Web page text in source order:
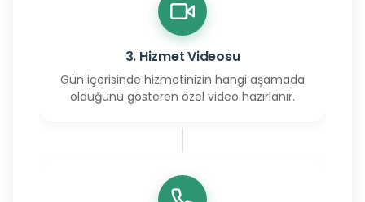
3. Hizmet Videosu
Gün içerisinde hizmetinizin hangi aşamada
olduğunu gösteren özel video hazırlanır.